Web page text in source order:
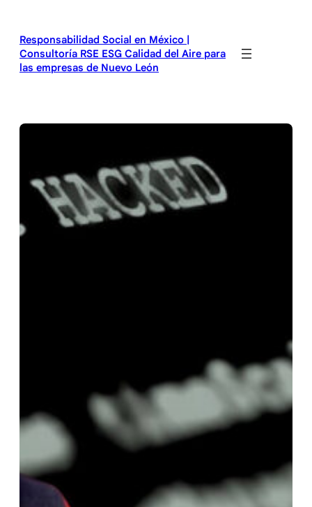
contenido
Responsabilidad Social en México |
Consultoría RSE ESG Calidad del Aire para
las empresas de Nuevo León